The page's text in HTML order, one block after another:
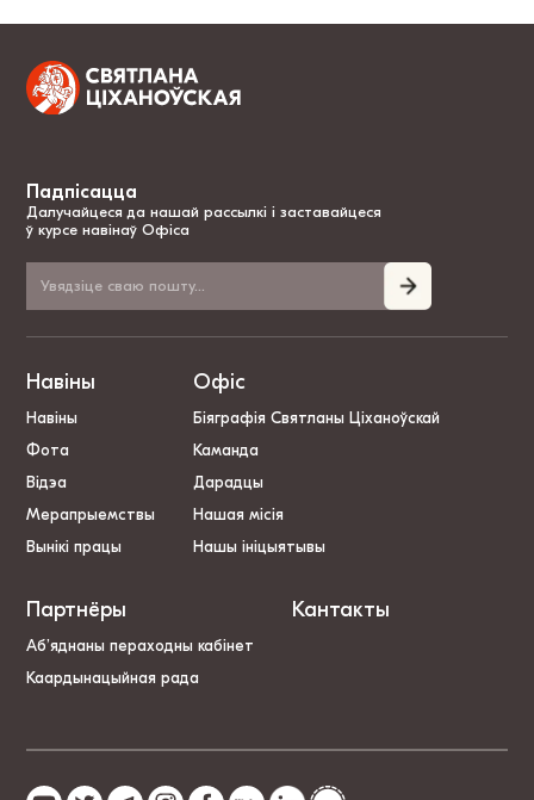
Падпісацца
Далучайцеся да нашай рассылкі і заставайцеся
ў курсе навінаў Офіса
Навіны
Навіны
Фота
Відэа
Мерапрыемствы
Вынікі працы
Офіс
Біяграфія Святланы Ціханоўскай
Каманда
Дарадцы
Нашая місія
Нашы ініцыятывы
Партнёры
Аб’яднаны пераходны кабінет
Каардынацыйная рада
Кантакты